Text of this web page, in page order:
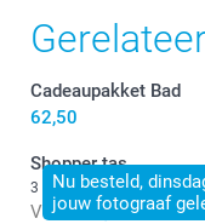
Cadeaupakket Bad
62,50
Nu besteld,
jouw fotograaf
Shopper tas
3 varianten
Vanaf 15,50